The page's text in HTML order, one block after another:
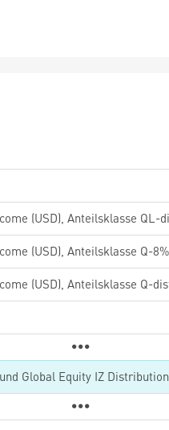
(USD), Anteilsklasse Q-
Global Equity IZ